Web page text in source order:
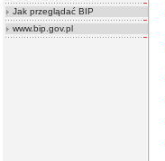
Jak przeglądać BIP
www.bip.gov.pl